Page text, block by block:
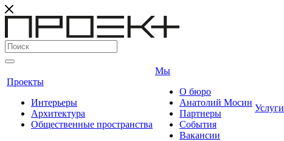
Проекты
Интерьеры
Архитектура
Общественные пространства
Мы
О бюро
Анатолий Мосин
Партнеры
События
Вакансии
Услуги